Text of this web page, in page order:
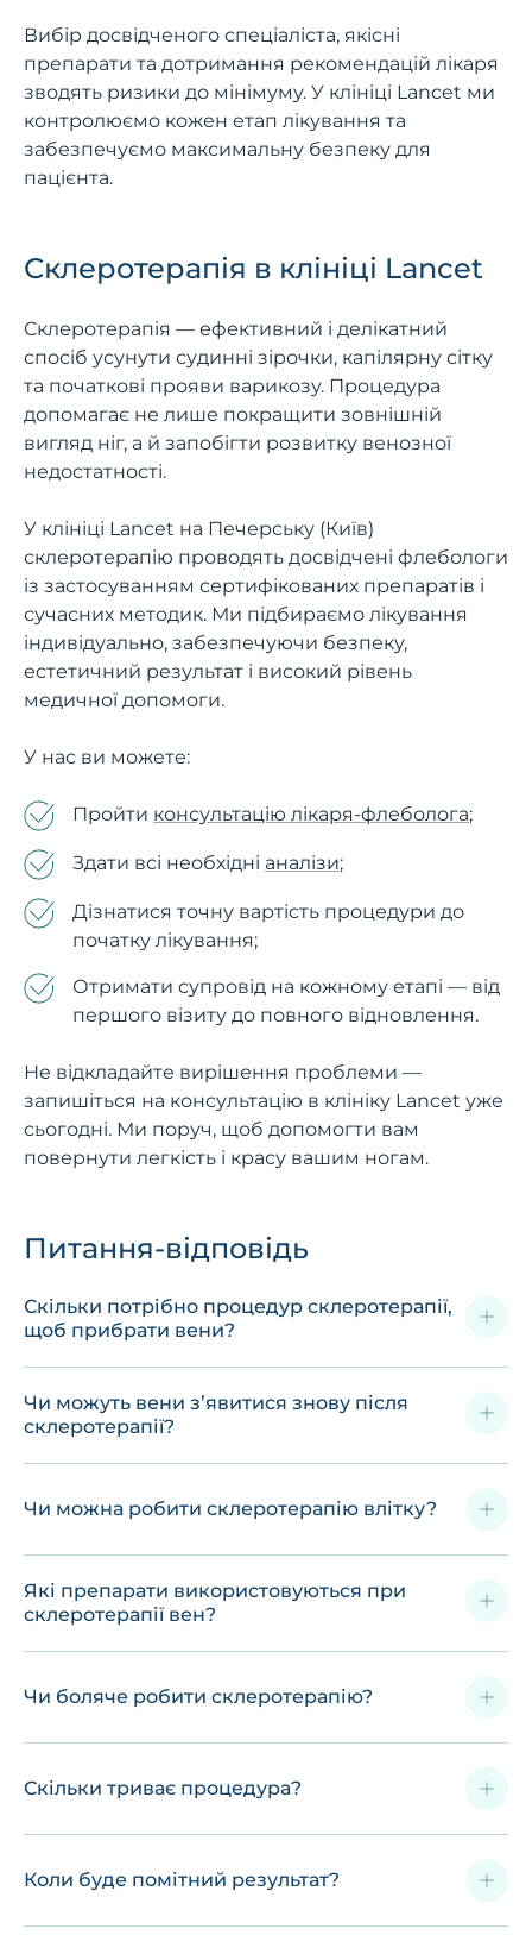
Вибір досвідченого спеціаліста, якісні
препарати та дотримання рекомендацій лікаря
зводять ризики до мінімуму. У клініці Lancet ми
контролюємо кожен етап лікування та
забезпечуємо максимальну безпеку для
пацієнта.
Склеротерапія в клініці Lancet
Склеротерапія — ефективний і делікатний
спосіб усунути судинні зірочки, капілярну сітку
та початкові прояви варикозу. Процедура
допомагає не лише покращити зовнішній
вигляд ніг, а й запобігти розвитку венозної
недостатності.
У клініці Lancet на Печерську (Київ)
склеротерапію проводять досвідчені флебологи
із застосуванням сертифікованих препаратів і
сучасних методик. Ми підбираємо лікування
індивідуально, забезпечуючи безпеку,
естетичний результат і високий рівень
медичної допомоги.
У нас ви можете:
Пройти консультацію лікаря-флеболога;
Здати всі необхідні аналізи;
Дізнатися точну вартість процедури до
початку лікування;
Отримати супровід на кожному етапі — від
першого візиту до повного відновлення.
Не відкладайте вирішення проблеми —
запишіться на консультацію в клініку Lancet уже
сьогодні. Ми поруч, щоб допомогти вам
повернути легкість і красу вашим ногам.
Питання-відповідь
Скільки потрібно процедур склеротерапії,
щоб прибрати вени?
Чи можуть вени з’явитися знову після
склеротерапії?
Чи можна робити склеротерапію влітку?
Які препарати використовуються при
склеротерапії вен?
Чи боляче робити склеротерапію?
Скільки триває процедура?
Коли буде помітний результат?